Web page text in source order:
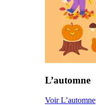
L’automne
Voir L’automne